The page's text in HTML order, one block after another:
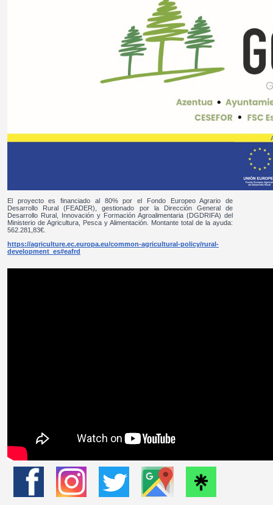
El proyecto es financiado al 80% por el Fondo Europeo Agrario de
Desarrollo Rural (FEADER), gestionado por la Dirección General de
Desarrollo Rural, Innovación y Formación Agroalimentaria (DGDRIFA) del
Ministerio de Agricultura, Pesca y Alimentación. Montante total de la ayuda:
562.281,83€.
https://agriculture.ec.europa.eu/common-agricultural-policy/rural-
development_es#eafrd